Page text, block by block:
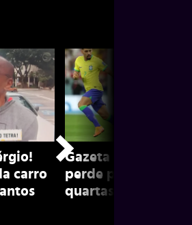
carro
Gazeta na Copa:
perde para
quartas em 2018 e